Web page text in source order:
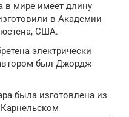
в мире имеет длину
в Академии
США.
электрически
был Джордж
была изготовлена из